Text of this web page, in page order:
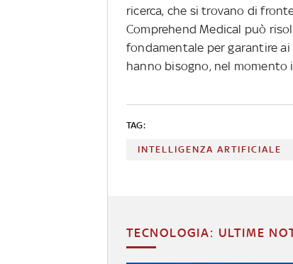
ricerca, che si trovano di
Comprehend Medical può
fondamentale per garantire
hanno bisogno, nel momento
TAG:
INTELLIGENZA ARTIFICIALE
TECNOLOGIA: ULTIME